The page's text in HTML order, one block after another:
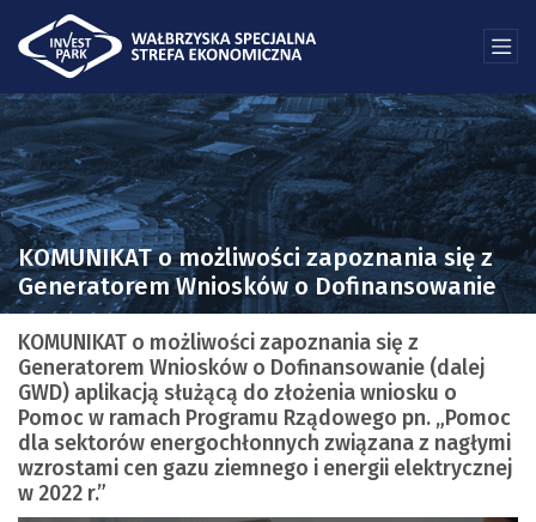
KOMUNIKAT o możliwości zapoznania się z
Generatorem Wniosków o Dofinansowanie
KOMUNIKAT o możliwości zapoznania się z
Generatorem Wniosków o Dofinansowanie (dalej
GWD) aplikacją służącą do złożenia wniosku o
Pomoc w ramach Programu Rządowego pn. „Pomoc
dla sektorów energochłonnych związana z nagłymi
wzrostami cen gazu ziemnego i energii elektrycznej
w 2022 r.”